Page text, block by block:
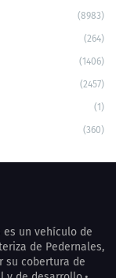
(8983)
(264)
(1406)
(2457)
(1)
(360)
es un vehículo de
de Pedernales,
su cobertura de